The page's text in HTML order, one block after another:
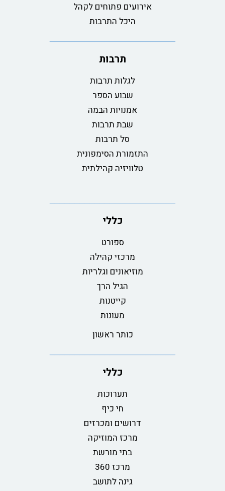
אירועים פתוחים לקהל
היכל התרבות
תרבות
לגלות תרבות
שבוע הספר
אמנויות הבמה
שבת תרבות
סל תרבות
התזמורת הסימפונית
טלוויזיה קהילתית
כללי
ספורט
מרכזי קהילה
מוזיאונים וגלריות
הגיל הרך
קייטנות
מעונות
כותר ראשון
כללי
תערוכות
חי כיף
דרושים ומכרזים
מרכז המוזיקה
בתי מורשת
מרכז 360
גינה לתושב